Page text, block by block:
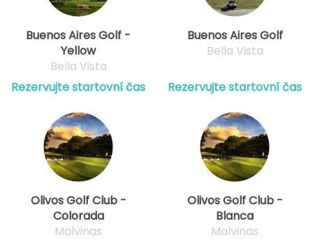
Buenos Aires Golf -
Yellow
Bella Vista
Rezervujte startovní čas
Buenos Aires Golf
Bella Vista
Rezervujte startovní čas
Olivos Golf Club -
Colorada
Malvinas
Olivos Golf Club -
Blanca
Malvinas